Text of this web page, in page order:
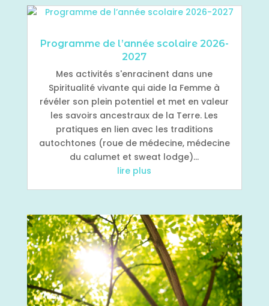
Programme de l’année scolaire 2026-
2027
Mes activités s'enracinent dans une
Spiritualité vivante qui aide la Femme à
révéler son plein potentiel et met en valeur
les savoirs ancestraux de la Terre. Les
pratiques en lien avec les traditions
autochtones (roue de médecine, médecine
du calumet et sweat lodge)...
lire plus